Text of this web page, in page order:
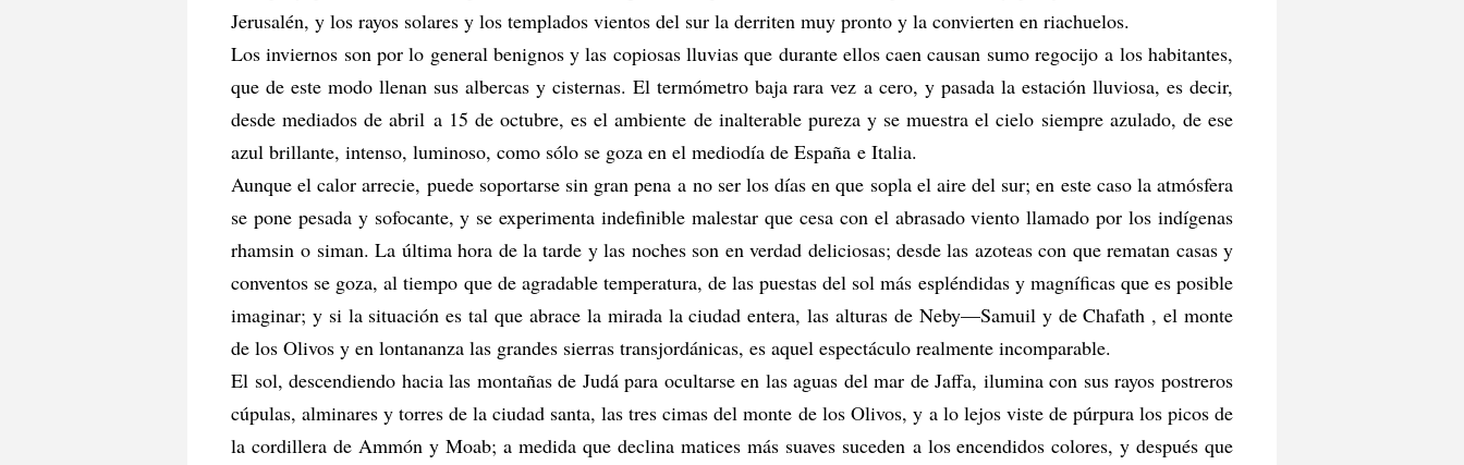
Jerusalén, y los rayos solares y los templados vientos del sur la derriten muy pronto y la convierten en riachuelos.
Los inviernos son por lo general benignos y las copiosas lluvias que durante ellos caen causan sumo regocijo a los habitantes,
que de este modo llenan sus albercas y cisternas. El termómetro baja rara vez a cero, y pasada la estación lluviosa, es decir,
desde mediados de abril a 15 de octubre, es el ambiente de inalterable pureza y se muestra el cielo siempre azulado, de ese
azul brillante, intenso, luminoso, como sólo se goza en el mediodía de España e Italia.
Aunque el calor arrecie, puede soportarse sin gran pena a no ser los días en que sopla el aire del sur; en este caso la atmósfera
se pone pesada y sofocante, y se experimenta indefinible malestar que cesa con el abrasado viento llamado por los indígenas
rhamsin o siman. La última hora de la tarde y las noches son en verdad deliciosas; desde las azoteas con que rematan casas y
conventos se goza, al tiempo que de agradable temperatura, de las puestas del sol más espléndidas y magníficas que es posible
imaginar; y si la situación es tal que abrace la mirada la ciudad entera, las alturas de Neby—Samuil y de Chafath , el monte
de los Olivos y en lontananza las grandes sierras transjordánicas, es aquel espectáculo realmente incomparable.
El sol, descendiendo hacia las montañas de Judá para ocultarse en las aguas del mar de Jaffa, ilumina con sus rayos postreros
cúpulas, alminares y torres de la ciudad santa, las tres cimas del monte de los Olivos, y a lo lejos viste de púrpura los picos de
la cordillera de Ammón y Moab; a medida que declina matices más suaves suceden a los encendidos colores, y después que